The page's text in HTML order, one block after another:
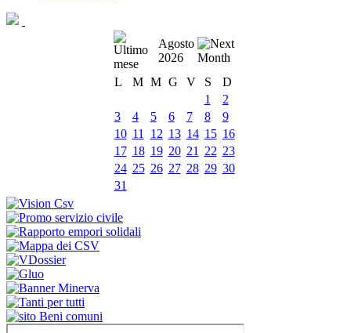
Agosto
2026
L
M M G V S
D
1
2
3
4 5 6 7 8
9
10 11 12 13 14 15 16
17 18 19 20 21 22 23
24 25 26 27 28 29 30
31